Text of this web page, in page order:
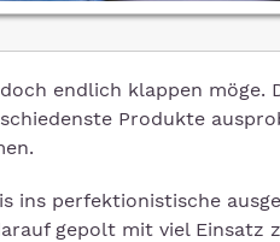
endlich klappen möge.
Produkte
ins perfektionistische
gepolt mit viel Einsatz